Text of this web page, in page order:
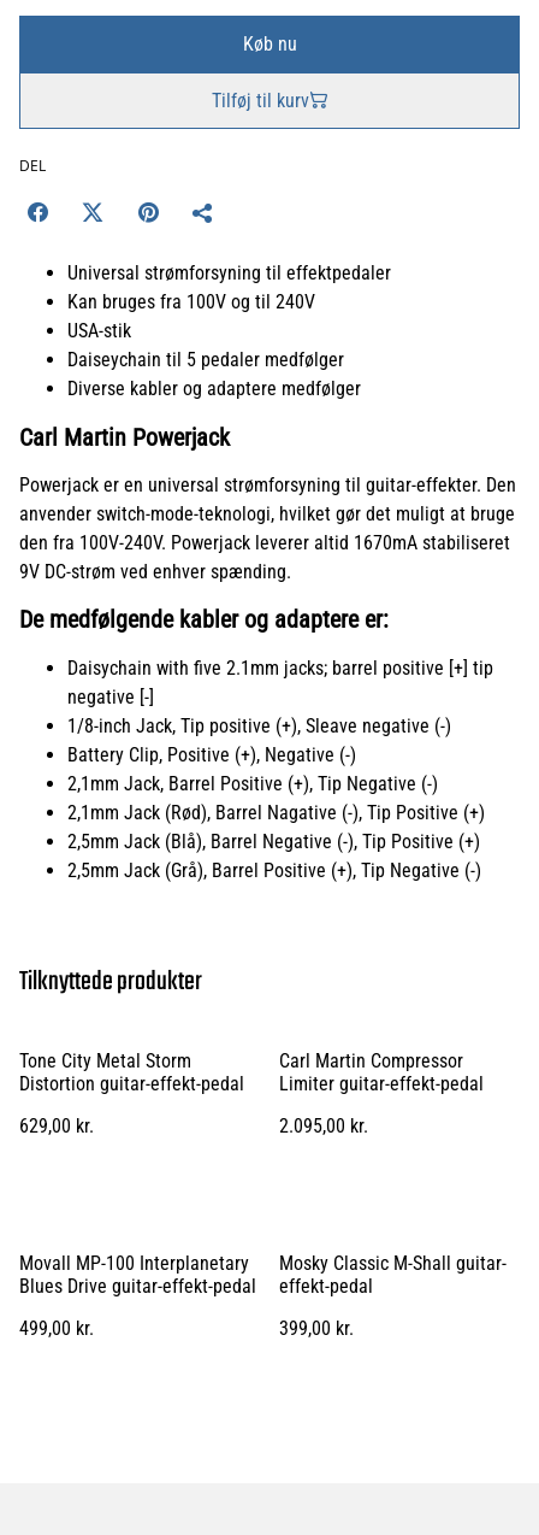
Køb nu
Tilføj til kurv
DEL
Universal strømforsyning til effektpedaler
Kan bruges fra 100V og til 240V
USA-stik
Daiseychain til 5 pedaler medfølger
Diverse kabler og adaptere medfølger
Carl Martin Powerjack
Powerjack er en universal strømforsyning til guitar-effekter. Den
anvender switch-mode-teknologi, hvilket gør det muligt at bruge
den fra 100V-240V. Powerjack leverer altid 1670mA stabiliseret
9V DC-strøm ved enhver spænding.
De medfølgende kabler og adaptere er:
Daisychain with five 2.1mm jacks; barrel positive [+] tip
negative [-]
1/8-inch Jack, Tip positive (+), Sleave negative (-)
Battery Clip, Positive (+), Negative (-)
2,1mm Jack, Barrel Positive (+), Tip Negative (-)
2,1mm Jack (Rød), Barrel Nagative (-), Tip Positive (+)
2,5mm Jack (Blå), Barrel Negative (-), Tip Positive (+)
2,5mm Jack (Grå), Barrel Positive (+), Tip Negative (-)
Tilknyttede produkter
Tone City Metal Storm
Distortion guitar-effekt-pedal
629,00 kr.
Carl Martin Compressor
Limiter guitar-effekt-pedal
2.095,00 kr.
Movall MP-100 Interplanetary
Blues Drive guitar-effekt-pedal
499,00 kr.
Mosky Classic M-Shall guitar-
effekt-pedal
399,00 kr.